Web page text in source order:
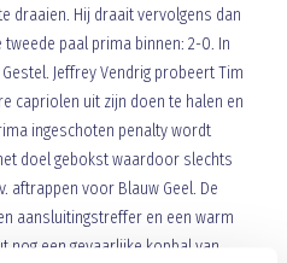
draaien. Hij draait vervolgens dan
paal prima binnen: 2-0. In
Jeffrey Vendrig probeert Tim
capriolen uit zijn doen te halen en
ingeschoten penalty wordt
doel gebokst waardoor slechts
aftrappen voor Blauw Geel. De
aansluitingstreffer en een warm
nog een gevaarlijke kopbal van